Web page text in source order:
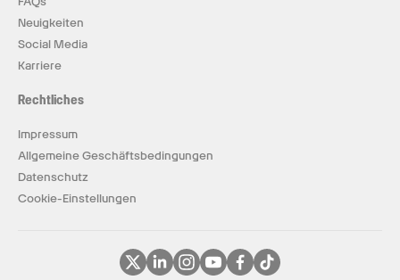
Neuigkeiten
Social Media
Karriere
Rechtliches
Impressum
Allgemeine Geschäftsbedingungen
Datenschutz
Cookie-Einstellungen